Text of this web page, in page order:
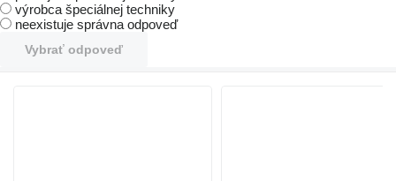
výrobca špeciálnej techniky
neexistuje správna odpoveď
Vybrať odpoveď